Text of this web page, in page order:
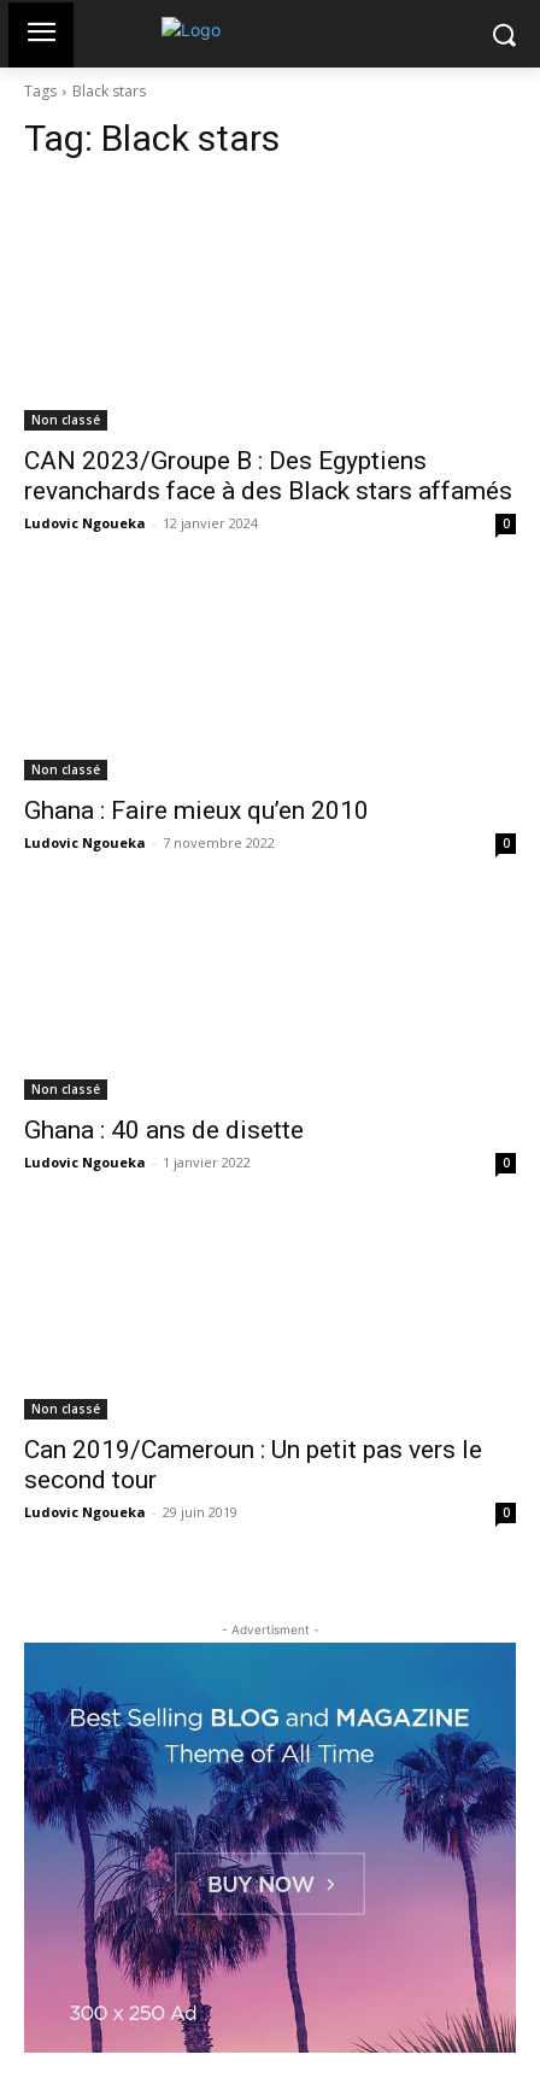
Tags Black stars
Tag: Black stars
Non classé
CAN 2023/Groupe B : Des Egyptiens
revanchards face à des Black stars affamés
Ludovic Ngoueka - 12 janvier 2024 0
Non classé
Ghana : Faire mieux qu’en 2010
Ludovic Ngoueka - 7 novembre 2022 0
Non classé
Ghana : 40 ans de disette
Ludovic Ngoueka - 1 janvier 2022 0
Non classé
Can 2019/Cameroun : Un petit pas vers le
second tour
Ludovic Ngoueka - 29 juin 2019 0
- Advertisment -